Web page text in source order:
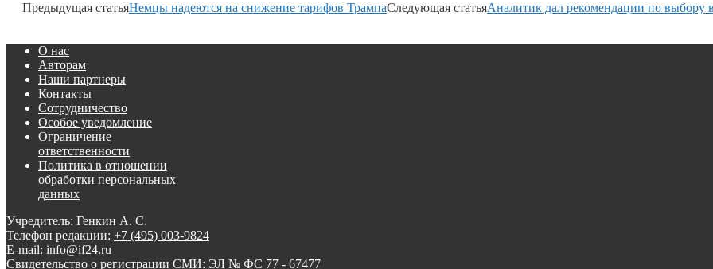
Предыдущая статьяНемцы надеются на снижение тарифов ТрампаСледующая статьяАналитик дал рекомендации по выбору
О нас
Авторам
Наши партнеры
Контакты
Сотрудничество
Особое уведомление
Ограничение
ответственности
Политика в отношении
обработки персональных
данных
Учредитель: Генкин А. С.
Телефон редакции: +7 (495) 003-9824
E-mail: info@if24.ru
Свидетельство о регистрации СМИ: ЭЛ № ФС 77 - 67477